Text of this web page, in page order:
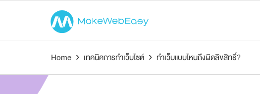
Home › เทคนิคการทำเว็บไซต์ › ทำเว็บแบบไหนถึงผิดลิขสิทธิ์?